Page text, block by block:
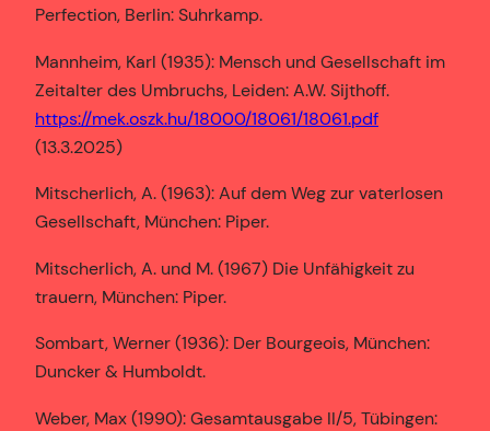
Perfection, Berlin: Suhrkamp.
Mannheim, Karl (1935): Mensch und Gesellschaft im
Zeitalter des Umbruchs, Leiden: A.W. Sijthoff.
https://mek.oszk.hu/18000/18061/18061.pdf
(13.3.2025)
Mitscherlich, A. (1963): Auf dem Weg zur vaterlosen
Gesellschaft, München: Piper.
Mitscherlich, A. und M. (1967) Die Unfähigkeit zu
trauern, München: Piper.
Sombart, Werner (1936): Der Bourgeois, München:
Duncker & Humboldt.
Weber, Max (1990): Gesamtausgabe II/5, Tübingen: